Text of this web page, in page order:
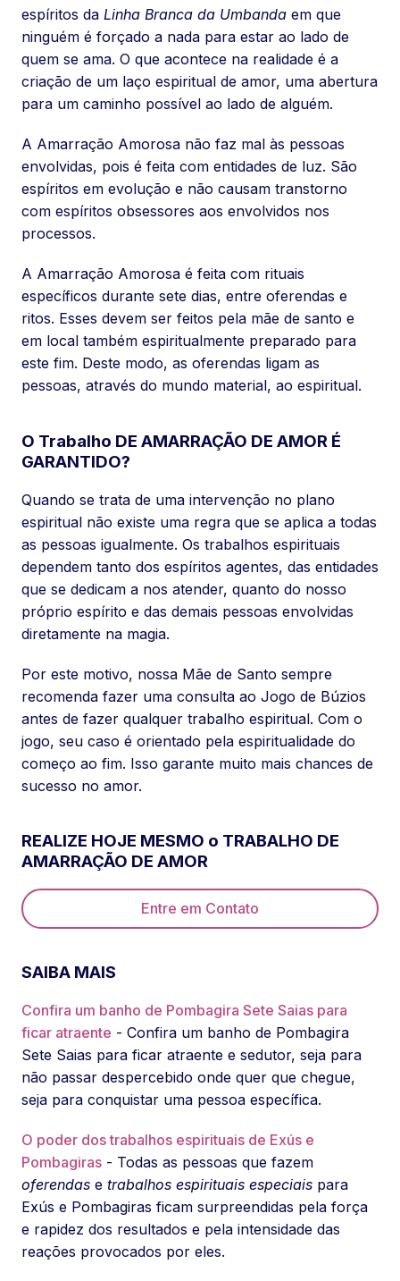
espíritos da Linha Branca da Umbanda em que
ninguém é forçado a nada para estar ao lado de
quem se ama. O que acontece na realidade é a
criação de um laço espiritual de amor, uma abertura
para um caminho possível ao lado de alguém.
A Amarração Amorosa não faz mal às pessoas
envolvidas, pois é feita com entidades de luz. São
espíritos em evolução e não causam transtorno
com espíritos obsessores aos envolvidos nos
processos.
A Amarração Amorosa é feita com rituais
específicos durante sete dias, entre oferendas e
ritos. Esses devem ser feitos pela mãe de santo e
em local também espiritualmente preparado para
este fim. Deste modo, as oferendas ligam as
pessoas, através do mundo material, ao espiritual.
O Trabalho DE AMARRAÇÃO DE AMOR É
GARANTIDO?
Quando se trata de uma intervenção no plano
espiritual não existe uma regra que se aplica a todas
as pessoas igualmente. Os trabalhos espirituais
dependem tanto dos espíritos agentes, das entidades
que se dedicam a nos atender, quanto do nosso
próprio espírito e das demais pessoas envolvidas
diretamente na magia.
Por este motivo, nossa Mãe de Santo sempre
recomenda fazer uma consulta ao Jogo de Búzios
antes de fazer qualquer trabalho espiritual. Com o
jogo, seu caso é orientado pela espiritualidade do
começo ao fim. Isso garante muito mais chances de
sucesso no amor.
REALIZE HOJE MESMO o TRABALHO DE
AMARRAÇÃO DE AMOR
Entre em Contato
SAIBA MAIS
Confira um banho de Pombagira Sete Saias para
ficar atraente - Confira um banho de Pombagira
Sete Saias para ficar atraente e sedutor, seja para
não passar despercebido onde quer que chegue,
seja para conquistar uma pessoa específica.
O poder dos trabalhos espirituais de Exús e
Pombagiras - Todas as pessoas que fazem
oferendas e trabalhos espirituais especiais para
Exús e Pombagiras ficam surpreendidas pela força
e rapidez dos resultados e pela intensidade das
reações provocados por eles.